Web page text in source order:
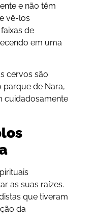
e não têm
vê-los
de
em uma
cervos são
parque de Nara,
cuidadosamente
as suas raízes.
que tiveram
da